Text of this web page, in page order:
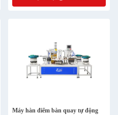
Máy hàn điểm bàn quay tự động